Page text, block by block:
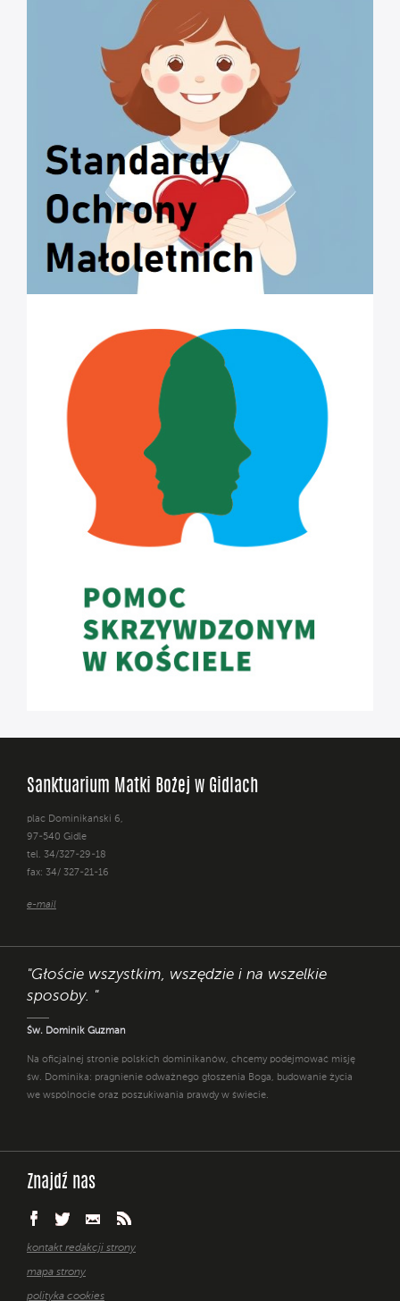
Sanktuarium Matki Bożej w Gidlach
plac Dominikański 6,
97-540 Gidle
tel. 34/327-29-18
fax: 34/ 327-21-16
e-mail
"Głoście wszystkim, wszędzie i na wszelkie
sposoby. "
Św. Dominik Guzman
Na oficjalnej stronie polskich dominikanów, chcemy podejmować misję
św. Dominika: pragnienie odważnego głoszenia Boga, budowanie życia
we wspólnocie oraz poszukiwania prawdy w świecie.
Znajdź nas
kontakt redakcji strony
mapa strony
polityka cookies